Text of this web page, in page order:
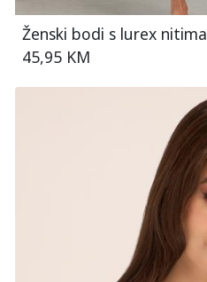
Ženski bodi s lurex nitima
45,95 KM